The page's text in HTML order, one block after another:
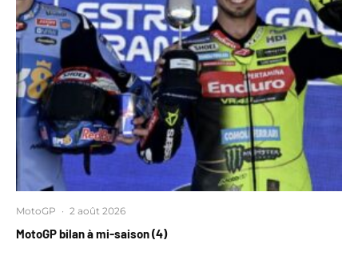
MotoGP · 2 août 2026
MotoGP bilan à mi-saison (4)